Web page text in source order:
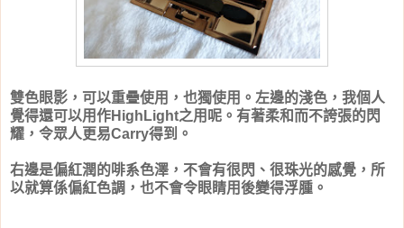
雙色眼影，可以重疊使用，也獨使用。左邊的淺色，我個人
覺得還可以用作HighLight之用呢。有著柔和而不誇張的閃
耀，令眾人更易Carry得到。
右邊是偏紅潤的啡系色澤，不會有很閃、很珠光的感覺，所
以就算係偏紅色調，也不會令眼睛用後變得浮腫。